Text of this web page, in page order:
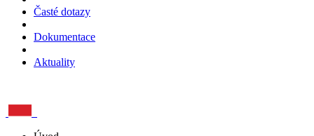
Časté dotazy
Dokumentace
Aktuality